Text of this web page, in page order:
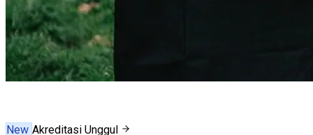
New Akreditasi Unggul